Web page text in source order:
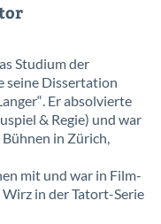
Studium der
seine Dissertation
. Er absolvierte
& Regie) und war
in Zürich,
mit und war in Film-
in der Tatort-Serie